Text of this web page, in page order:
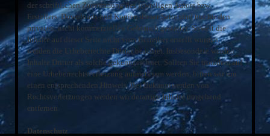
der schriftlichen Zustimmung des jeweiligen Autors bzw.
Erstellers. Downloads und Kopien dieser Seite sind nur für den
privaten, nicht kommerziellen Gebrauch gestattet. Soweit die
Inhalte auf dieser Seite nicht vom Betreiber erstellt wurden,
werden die Urheberrechte Dritter beachtet. Insbesondere werden
Inhalte Dritter als solche gekennzeichnet. Sollten Sie trotzdem auf
eine Urheberrechtsverletzung aufmerksam werden, bitten wir um
einen entsprechenden Hinweis. Bei Bekanntwerden von
Rechtsverletzungen werden wir derartige Inhalte umgehend
entfernen.
Datenschutz